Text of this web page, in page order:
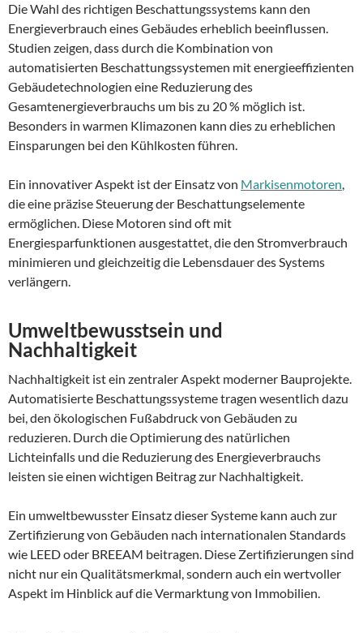
Die Wahl des richtigen Beschattungssystems kann den
Energieverbrauch eines Gebäudes erheblich beeinflussen.
Studien zeigen, dass durch die Kombination von
automatisierten Beschattungssystemen mit energieeffizienten
Gebäudetechnologien eine Reduzierung des
Gesamtenergieverbrauchs um bis zu 20 % möglich ist.
Besonders in warmen Klimazonen kann dies zu erheblichen
Einsparungen bei den Kühlkosten führen.
Ein innovativer Aspekt ist der Einsatz von Markisenmotoren,
die eine präzise Steuerung der Beschattungselemente
ermöglichen. Diese Motoren sind oft mit
Energiesparfunktionen ausgestattet, die den Stromverbrauch
minimieren und gleichzeitig die Lebensdauer des Systems
verlängern.
Umweltbewusstsein und
Nachhaltigkeit
Nachhaltigkeit ist ein zentraler Aspekt moderner Bauprojekte.
Automatisierte Beschattungssysteme tragen wesentlich dazu
bei, den ökologischen Fußabdruck von Gebäuden zu
reduzieren. Durch die Optimierung des natürlichen
Lichteinfalls und die Reduzierung des Energieverbrauchs
leisten sie einen wichtigen Beitrag zur Nachhaltigkeit.
Ein umweltbewusster Einsatz dieser Systeme kann auch zur
Zertifizierung von Gebäuden nach internationalen Standards
wie LEED oder BREEAM beitragen. Diese Zertifizierungen sind
nicht nur ein Qualitätsmerkmal, sondern auch ein wertvoller
Aspekt im Hinblick auf die Vermarktung von Immobilien.